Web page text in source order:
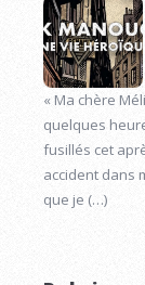
« Ma chère
quelques
fusillés cet
accident dans
que je (…)